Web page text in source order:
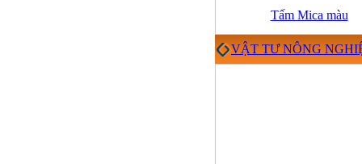
Tấm Mica màu
VẬT TƯ NÔNG